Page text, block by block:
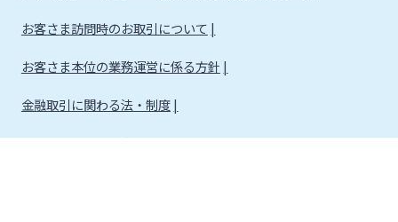
お客さま訪問時のお取引について
お客さま本位の業務運営に係る方針
金融取引に関わる法・制度
金融取引に関わる方針